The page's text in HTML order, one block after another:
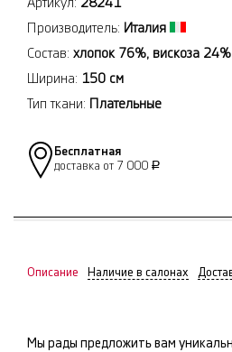
Артикул: 28241
Производитель: Италия
Состав: хлопок 76%, вискоза 24%
Ширина: 150 см
Тип ткани:
Плательные
Бесплатная
доставка от 7 000 Р
Описание Наличие в салонах
Мы рады предложить вам